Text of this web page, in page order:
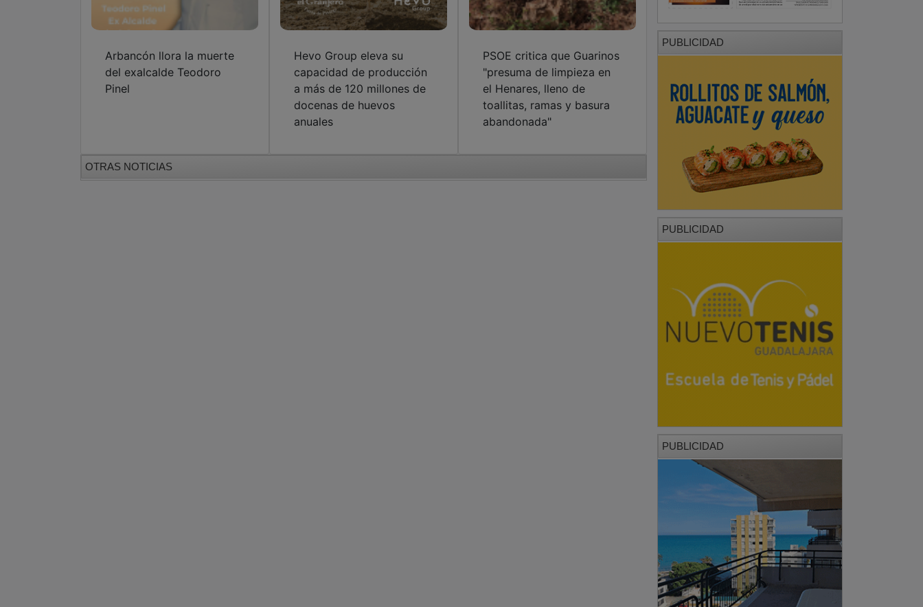
Arbancón llora la muerte
del exalcalde Teodoro
Pinel
Hevo Group eleva su
capacidad de producción
a más de 120 millones de
docenas de huevos
anuales
PSOE critica que Guarinos
"presuma de limpieza en
el Henares, lleno de
toallitas, ramas y basura
abandonada"
OTRAS NOTICIAS
PUBLICIDAD
PUBLICIDAD
PUBLICIDAD